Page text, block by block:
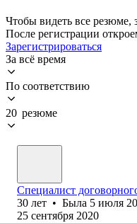
Чтобы видеть все резюме,
После регистрации
Зарегистрироваться
За всё время
По соответствию
20 резюме
Специалист
30 лет • Была 5 июля
25 сентября 2020